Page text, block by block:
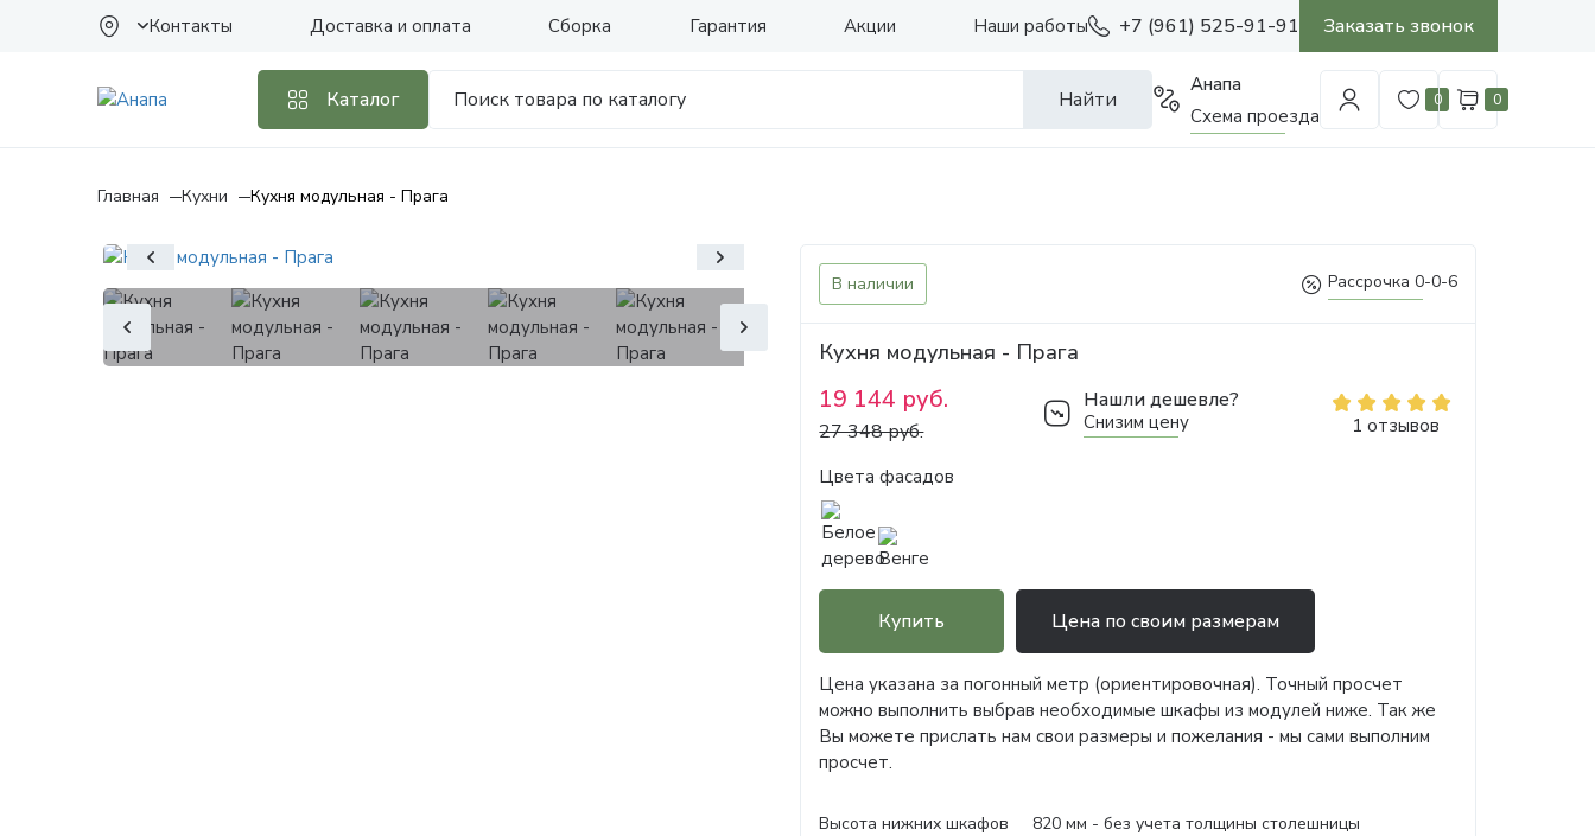
Контакты Доставка и оплата Сборка Гарантия Наши работы
Акции +7 (961) 525-91-91 Заказать звонок
Каталог Найти
Анапа
Схема проезда
0 0
Главная Кухни Кухня модульная - Прага
В наличии Рассрочка 0-0-6
Кухня модульная - Прага
19 144 руб.
27 348 руб.
Нашли дешевле?
Снизим цену 1 отзывов
Цвета фасадов
Купить Цена по своим размерам
Цена указана за погонный метр (ориентировочная). Точный просчет
можно выполнить выбрав необходимые шкафы из модулей ниже. Так же
Вы можете прислать нам свои размеры и пожелания - мы сами выполним
просчет.
Высота нижних шкафов
820 мм - без учета толщины столешницы